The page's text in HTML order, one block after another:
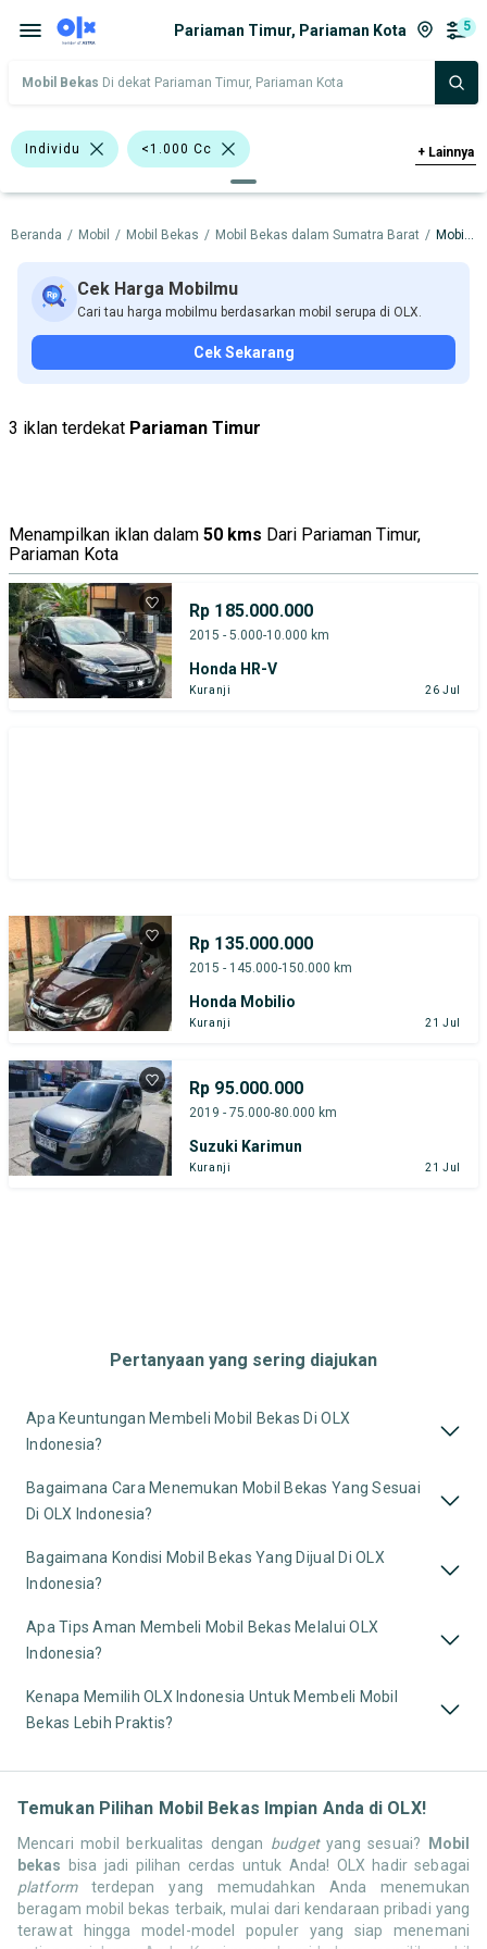
Pariaman Timur, Pariaman Kota 5
Mobil Bekas Di dekat Pariaman Timur, Pariaman Kota
Individu <1.000 Cc
>1.000 - 1.500 Cc
Bursa Mobil Blok M Plaza
Bursa Taman Palem Cengkareng
Daihatsu Honda Mitsubishi
Tipe Bodi
+ Lainnya
Beranda / Mobil / Mobil Bekas / Mobil Bekas dalam Sumatra Barat / Mobil Bekas dalam Pariaman Kota
Cek Harga Mobilmu
Cari tau harga mobilmu berdasarkan mobil serupa di OLX.
Cek Sekarang
3 iklan terdekat Pariaman Timur
Menampilkan iklan dalam 50 kms Dari Pariaman Timur,
Pariaman Kota
Rp 185.000.000
2015 - 5.000-10.000 km
Honda HR-V
Kuranji 26 Jul
Rp 135.000.000
2015 - 145.000-150.000 km
Honda Mobilio
Kuranji 21 Jul
Rp 95.000.000
2019 - 75.000-80.000 km
Suzuki Karimun
Kuranji 21 Jul
Pertanyaan yang sering diajukan
Apa Keuntungan Membeli Mobil Bekas Di OLX
Indonesia?
Bagaimana Cara Menemukan Mobil Bekas Yang Sesuai
Di OLX Indonesia?
Bagaimana Kondisi Mobil Bekas Yang Dijual Di OLX
Indonesia?
Apa Tips Aman Membeli Mobil Bekas Melalui OLX
Indonesia?
Kenapa Memilih OLX Indonesia Untuk Membeli Mobil
Bekas Lebih Praktis?
Temukan Pilihan Mobil Bekas Impian Anda di OLX!
Mencari mobil berkualitas dengan budgetyang sesuai? Mobil
bekas bisa jadi pilihan cerdas untuk Anda! OLX hadir sebagai
platformterdepan yang memudahkan Anda menemukan
beragam mobil bekas terbaik, mulai dari kendaraan pribadi yang
terawat hingga model-model populer yang siap menemani